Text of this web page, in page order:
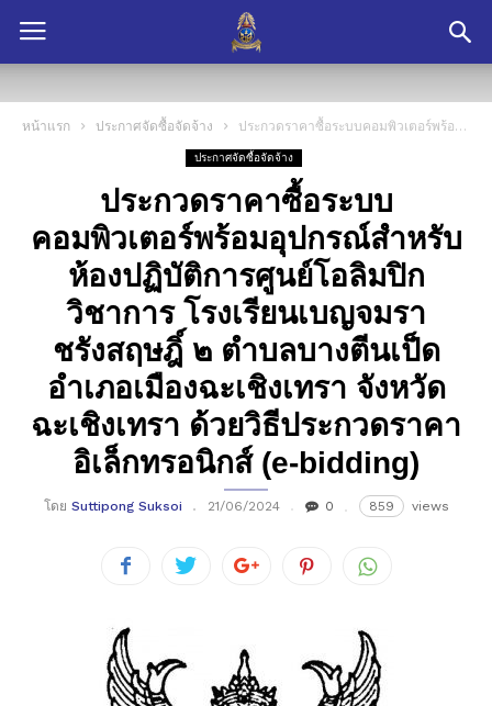
หน้าแรก ประกาศจัดซื้อจัดจ้าง ประกวดราคาซื้อระบบคอมพิวเตอร์พร้อมอุปกรณ์สำหรับห้องปฏิบัติการศูนย์โอลิมปิกวิชาการ โรงเรียนเบญจมราชรังสฤษฎิ์ ๒ ตำบลบางตีนเป็ด อำเภอเมืองฉะเชิงเทรา จังหวัดฉะเชิงเทรา ด้วยวิธีประกวดราคาอิเล็กทรอนิกส์ (e-bidding)
ประกาศจัดซื้อจัดจ้าง
ประกวดราคาซื้อระบบ
คอมพิวเตอร์พร้อมอุปกรณ์สำหรับ
ห้องปฏิบัติการศูนย์โอลิมปิก
วิชาการ โรงเรียนเบญจมรา
ชรังสฤษฎิ์ ๒ ตำบลบางตีนเป็ด
อำเภอเมืองฉะเชิงเทรา จังหวัด
ฉะเชิงเทรา ด้วยวิธีประกวดราคา
อิเล็กทรอนิกส์ (e-bidding)
โดย Suttipong Suksoi 21/06/2024 0 859 views